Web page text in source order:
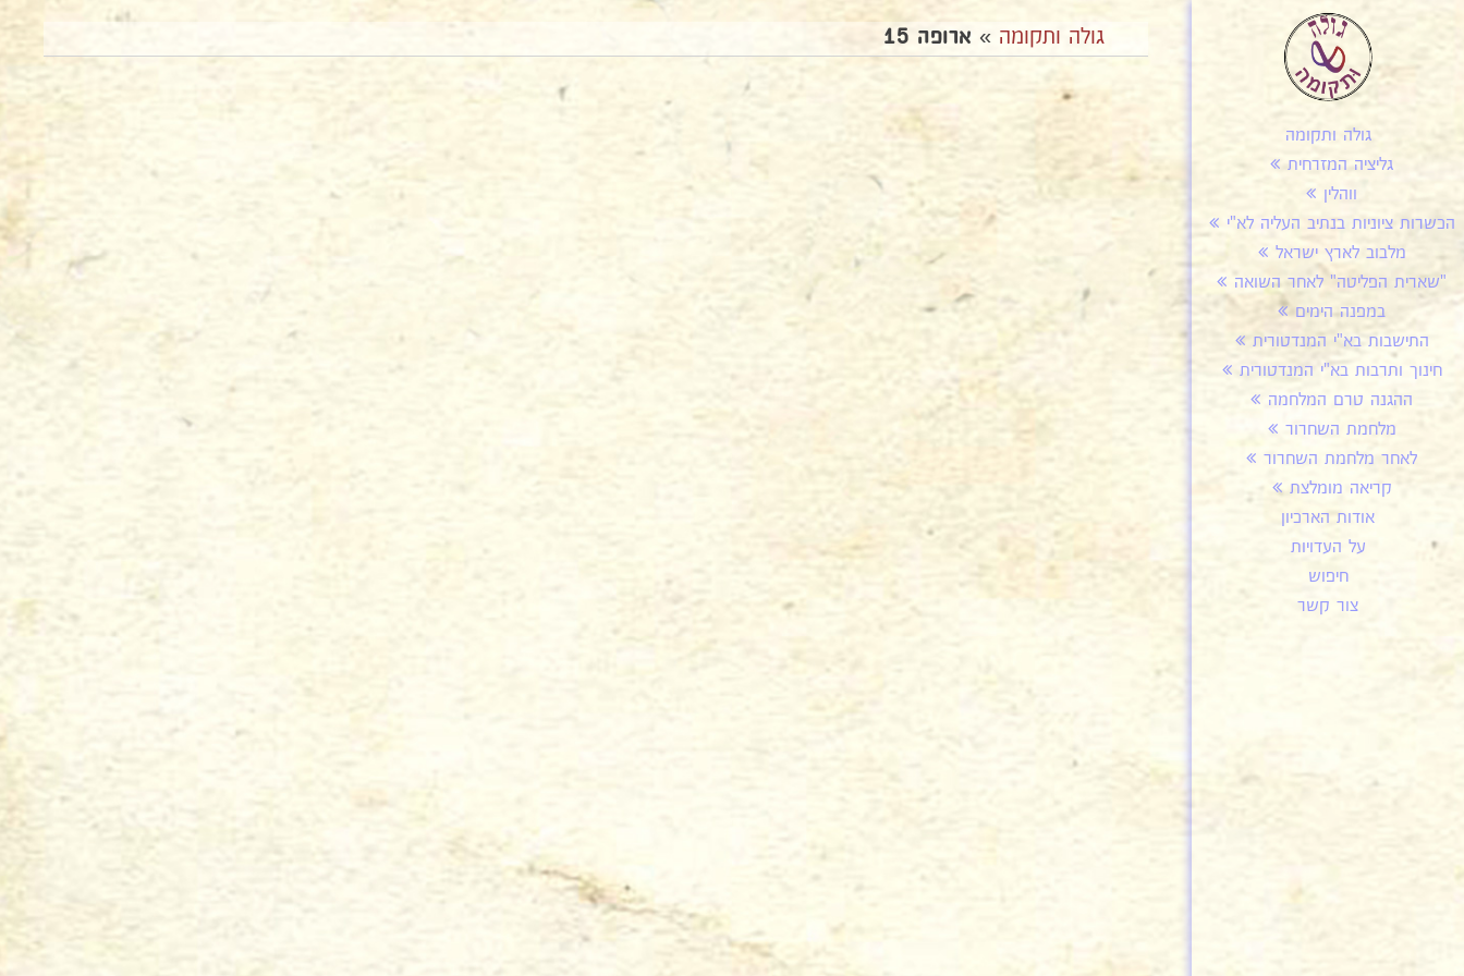
גולה ותקומה
גליציה המזרחית
ווהלין
הכשרות ציוניות בנתיב העליה לא"י
מלבוב לארץ ישראל
"שארית הפליטה" לאחר השואה
במפנה הימים
התישבות בא"י המנדטורית
חינוך ותרבות בא"י המנדטורית
ההגנה טרם המלחמה
מלחמת השחרור
לאחר מלחמת השחרור
קריאה מומלצת
אודות הארכיון
על העדויות
חיפוש
צור קשר
גולה ותקומה » ארופה 15